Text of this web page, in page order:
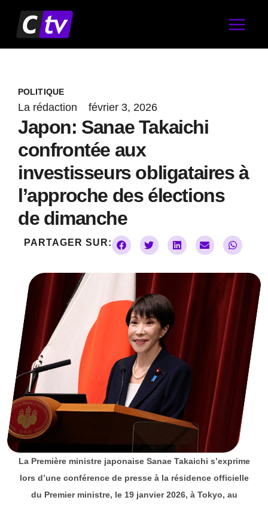
contenu
POLITIQUE
La rédaction février 3, 2026
Japon: Sanae Takaichi
confrontée aux
investisseurs obligataires à
l’approche des élections
de dimanche
PARTAGER SUR:
La Première ministre japonaise Sanae Takaichi s’exprime
lors d’une conférence de presse à la résidence officielle
du Premier ministre, le 19 janvier 2026, à Tokyo, au